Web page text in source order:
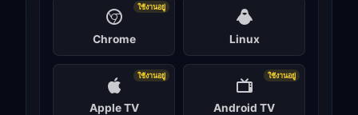
Chrome
ใช้งานอยู่
Linux
Apple TV
ใช้งานอยู่
Android TV
ใช้งานอยู่